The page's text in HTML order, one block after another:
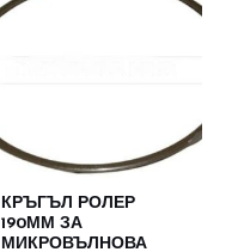
КРЪГЪЛ РОЛЕР
190ММ ЗА
МИКРОВЪЛНОВА